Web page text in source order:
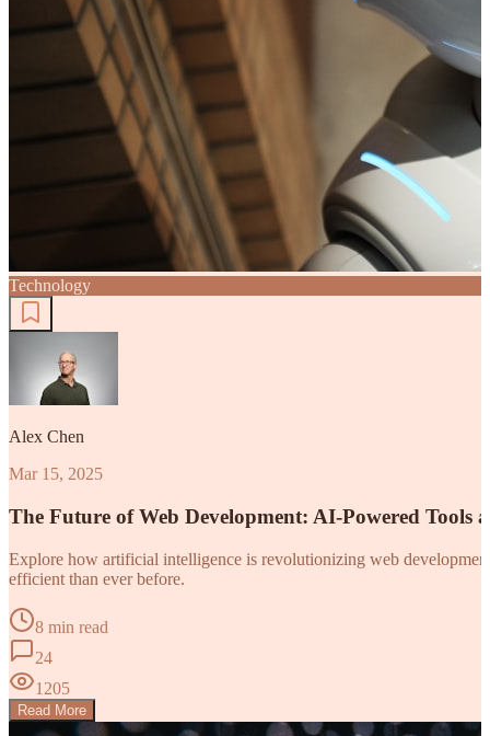
Technology
Alex Chen
Mar 15, 2025
The Future of Web Development: AI-Powered Tools
Explore how artificial intelligence is revolutionizing web
efficient than ever before.
8 min read
24
1205
Read More